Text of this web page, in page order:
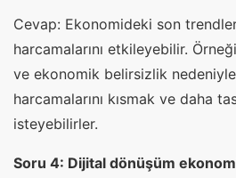
Cevap: Ekonomideki son
harcamalarını etkileyebilir.
ve ekonomik belirsizlik
harcamalarını kısmak ve daha
isteyebilirler.
Soru 4: Dijital dönüşüm